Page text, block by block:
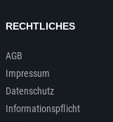
RECHTLICHES
AGB
Impressum
Datenschutz
Informationspflicht